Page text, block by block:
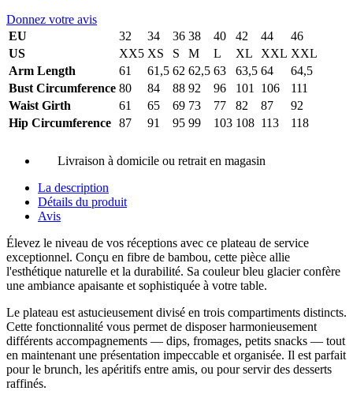
Donnez votre avis
EU
32 34 36 38 40 42 44
46
US
XX5 XS S M L XL XXL XXL
Arm Length
61 61,5 62 62,5 63 63,5 64
64,5
Bust Circumference 80 84 88 92 96 101 106
111
Waist Girth
61 65 69 73 77 82 87
92
Hip Circumference 87 91 95 99 103 108 113 118
Livraison à domicile ou retrait en magasin
La description
Détails du produit
Avis
Élevez le niveau de vos réceptions avec ce plateau de service
exceptionnel. Conçu en fibre de bambou, cette pièce allie
l'esthétique naturelle et la durabilité. Sa couleur bleu glacier confère
une ambiance apaisante et sophistiquée à votre table.
Le plateau est astucieusement divisé en trois compartiments distincts.
Cette fonctionnalité vous permet de disposer harmonieusement
différents accompagnements — dips, fromages, petits snacks — tout
en maintenant une présentation impeccable et organisée. Il est parfait
pour le brunch, les apéritifs entre amis, ou pour servir des desserts
raffinés.